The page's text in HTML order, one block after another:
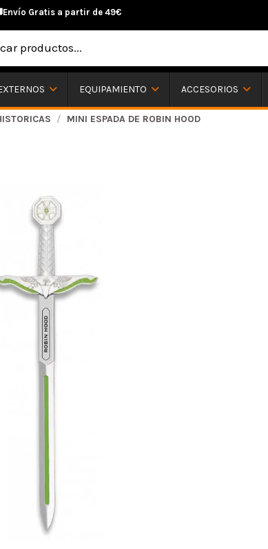
Envío Gratis a partir de 49€
EQUIPAMIENTO ACCESORIOS
MINI ESPADA DE ROBIN HOOD